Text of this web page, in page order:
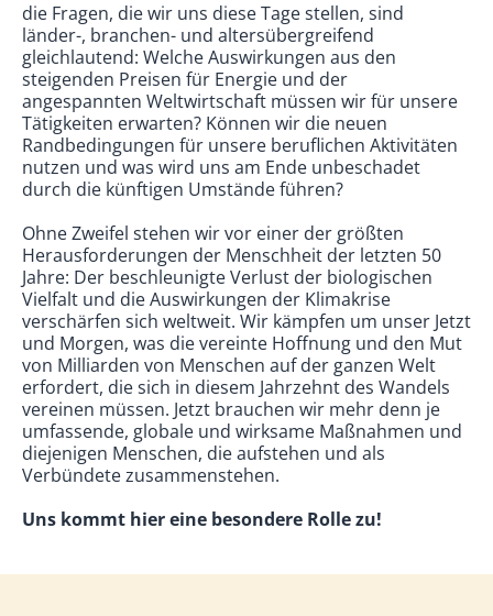
die Fragen, die wir uns diese Tage stellen, sind
länder-, branchen- und altersübergreifend
gleichlautend: Welche Auswirkungen aus den
steigenden Preisen für Energie und der
angespannten Weltwirtschaft müssen wir für unsere
Tätigkeiten erwarten? Können wir die neuen
Randbedingungen für unsere beruflichen Aktivitäten
nutzen und was wird uns am Ende unbeschadet
durch die künftigen Umstände führen?
Ohne Zweifel stehen wir vor einer der größten
Herausforderungen der Menschheit der letzten 50
Jahre: Der beschleunigte Verlust der biologischen
Vielfalt und die Auswirkungen der Klimakrise
verschärfen sich weltweit. Wir kämpfen um unser Jetzt
und Morgen, was die vereinte Hoffnung und den Mut
von Milliarden von Menschen auf der ganzen Welt
erfordert, die sich in diesem Jahrzehnt des Wandels
vereinen müssen. Jetzt brauchen wir mehr denn je
umfassende, globale und wirksame Maßnahmen und
diejenigen Menschen, die aufstehen und als
Verbündete zusammenstehen.
Uns kommt hier eine besondere Rolle zu!